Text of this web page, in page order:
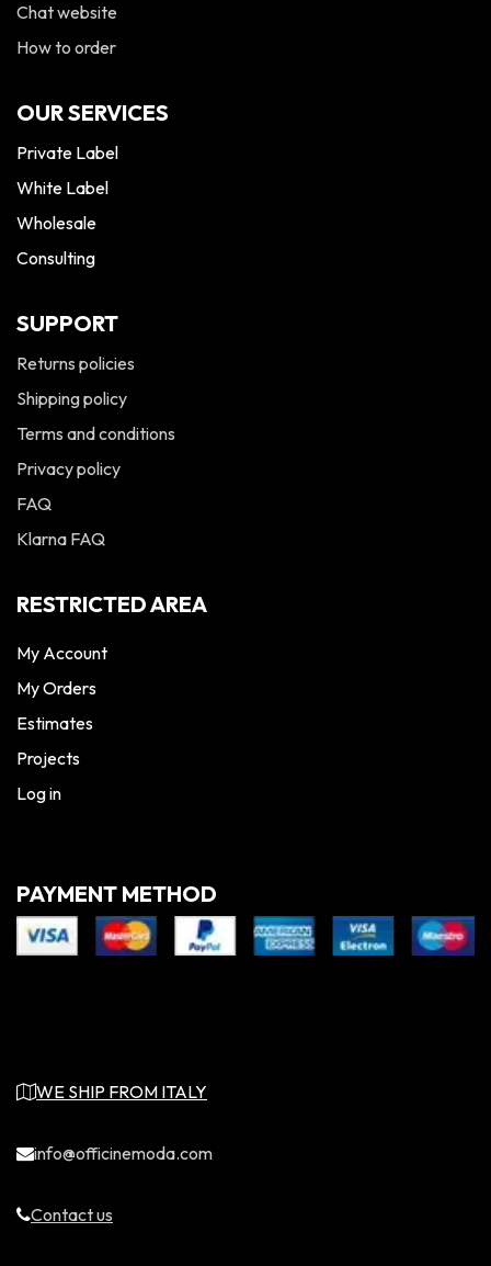
Chat website
How to order
OUR SERVICES
Private Label
White Label
Wholesale
Consulting
SUPPORT
Returns policies
Shipping policy
Terms and conditions
Privacy policy
FAQ
Klarna FAQ
RESTRICTED AREA
My Account
My Orders
Estimates
Projects
Log in
PAYMENT METHOD
WE SHIP FROM ITALY
info@officinemoda.com
Contact us